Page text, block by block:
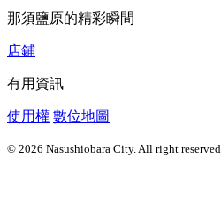
那須鹽原的精彩瞬間
店鋪
有用資訊
使用權 數位地圖
© 2026 Nasushiobara City. All right reserved.